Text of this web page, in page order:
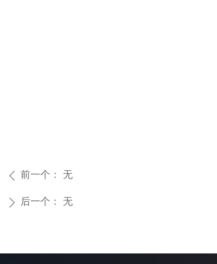
ꄴ 前一个： 无
ꄲ 后一个： 无